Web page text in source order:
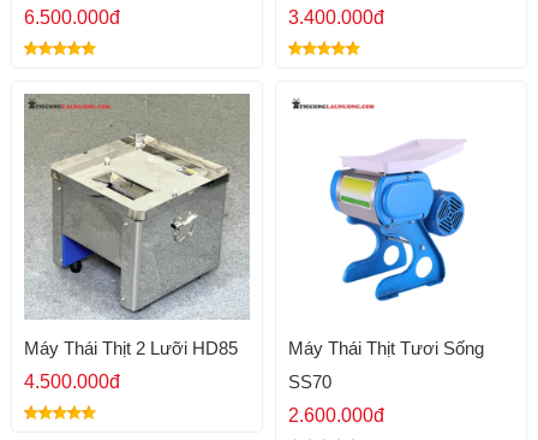
6.500.000đ
3.400.000đ
Máy Thái Thịt 2 Lưỡi HD85
4.500.000đ
Máy Thái Thịt Tươi Sống
SS70
2.600.000đ